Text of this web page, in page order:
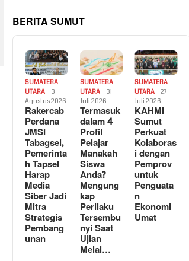
BERITA SUMUT
SUMATERA
UTARA
3
Agustus 2026
Rakercab
Perdana
JMSI
Tabagsel,
Pemerinta
h Tapsel
Harap
Media
Siber Jadi
Mitra
Strategis
Pembang
unan
SUMATERA
UTARA
31
Juli 2026
Termasuk
dalam 4
Profil
Pelajar
Manakah
Siswa
Anda?
Mengung
kap
Perilaku
Tersembu
nyi Saat
Ujian
Melal…
SUMATERA
UTARA
27
Juli 2026
KAHMI
Sumut
Perkuat
Kolaboras
i dengan
Pemprov
untuk
Penguata
n
Ekonomi
Umat